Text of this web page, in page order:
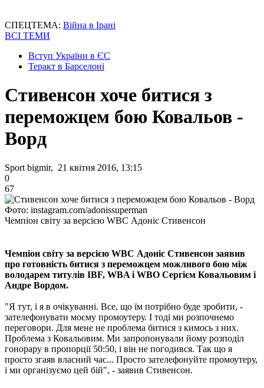
СПЕЦТЕМА: Війна в Ірані
ВСІ ТЕМИ
Вступ України в ЄС
Теракт в Барселоні
Стивенсон хоче битися з
переможцем бою Ковальов -
Ворд
Sport bigmir, 21 квітня 2016, 13:15
0
67
Фото: instagram.com/adonissuperman
Чемпіон світу за версією WBC Адоніс Стивенсон
Чемпіон світу за версією WBC Адоніс Стивенсон заявив
про готовність битися з переможцем можливого бою між
володарем титулів IBF, WBA і WBO Сергієм Ковальовим і
Андре Вордом.
"Я тут, і я в очікуванні. Все, що їм потрібно буде зробити, -
зателефонувати моєму промоутеру. І тоді ми розпочнемо
переговори. Для мене не проблема битися з кимось з них.
Проблема з Ковальовим. Ми запропонували йому розподіл
гонорару в пропорції 50:50, і він не погодився. Так що я
просто згаяв власний час... Просто зателефонуйте промоутеру,
і ми організуємо цей бій", - заявив Стивенсон.